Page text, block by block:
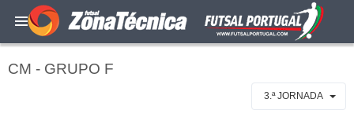
CM - GRUPO F
3.ª JORNADA